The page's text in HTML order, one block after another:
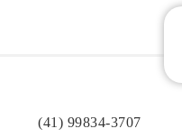
(41) 99834-3707